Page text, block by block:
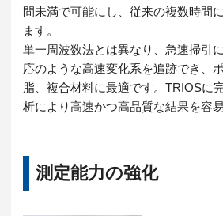
間未満で可能にし、従来の複数時間
ます。
単一周波数法とは異なり、急速掃引
応のような高速変化系を追跡でき、
脂、複合材料に最適です。TRIOSに
析により高速かつ高品質な結果を容
測定能力の強化